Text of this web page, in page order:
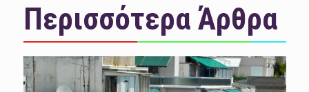
Περισσότερα Άρθρα